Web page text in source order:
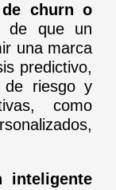
churn o
de que un
una marca
predictivo,
de riesgo y
como
inteligente